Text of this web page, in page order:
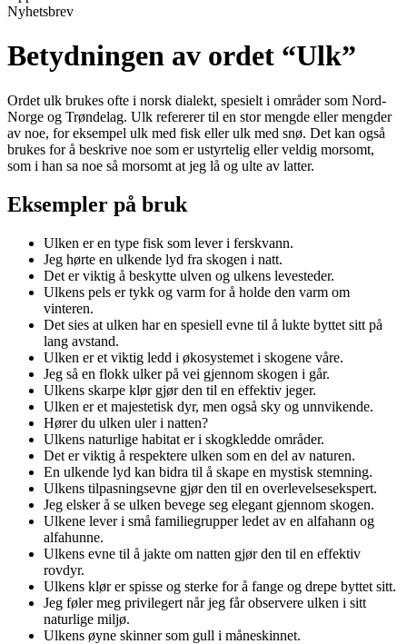
Nyhetsbrev
Betydningen av ordet “Ulk”
Ordet ulk brukes ofte i norsk dialekt, spesielt i områder som Nord-
Norge og Trøndelag. Ulk refererer til en stor mengde eller mengder
av noe, for eksempel ulk med fisk eller ulk med snø. Det kan også
brukes for å beskrive noe som er ustyrtelig eller veldig morsomt,
som i han sa noe så morsomt at jeg lå og ulte av latter.
Eksempler på bruk
Ulken er en type fisk som lever i ferskvann.
Jeg hørte en ulkende lyd fra skogen i natt.
Det er viktig å beskytte ulven og ulkens levesteder.
Ulkens pels er tykk og varm for å holde den varm om
vinteren.
Det sies at ulken har en spesiell evne til å lukte byttet sitt på
lang avstand.
Ulken er et viktig ledd i økosystemet i skogene våre.
Jeg så en flokk ulker på vei gjennom skogen i går.
Ulkens skarpe klør gjør den til en effektiv jeger.
Ulken er et majestetisk dyr, men også sky og unnvikende.
Hører du ulken uler i natten?
Ulkens naturlige habitat er i skogkledde områder.
Det er viktig å respektere ulken som en del av naturen.
En ulkende lyd kan bidra til å skape en mystisk stemning.
Ulkens tilpasningsevne gjør den til en overlevelsesekspert.
Jeg elsker å se ulken bevege seg elegant gjennom skogen.
Ulkene lever i små familiegrupper ledet av en alfahann og
alfahunne.
Ulkens evne til å jakte om natten gjør den til en effektiv
rovdyr.
Ulkens klør er spisse og sterke for å fange og drepe byttet sitt.
Jeg føler meg privilegert når jeg får observere ulken i sitt
naturlige miljø.
Ulkens øyne skinner som gull i måneskinnet.